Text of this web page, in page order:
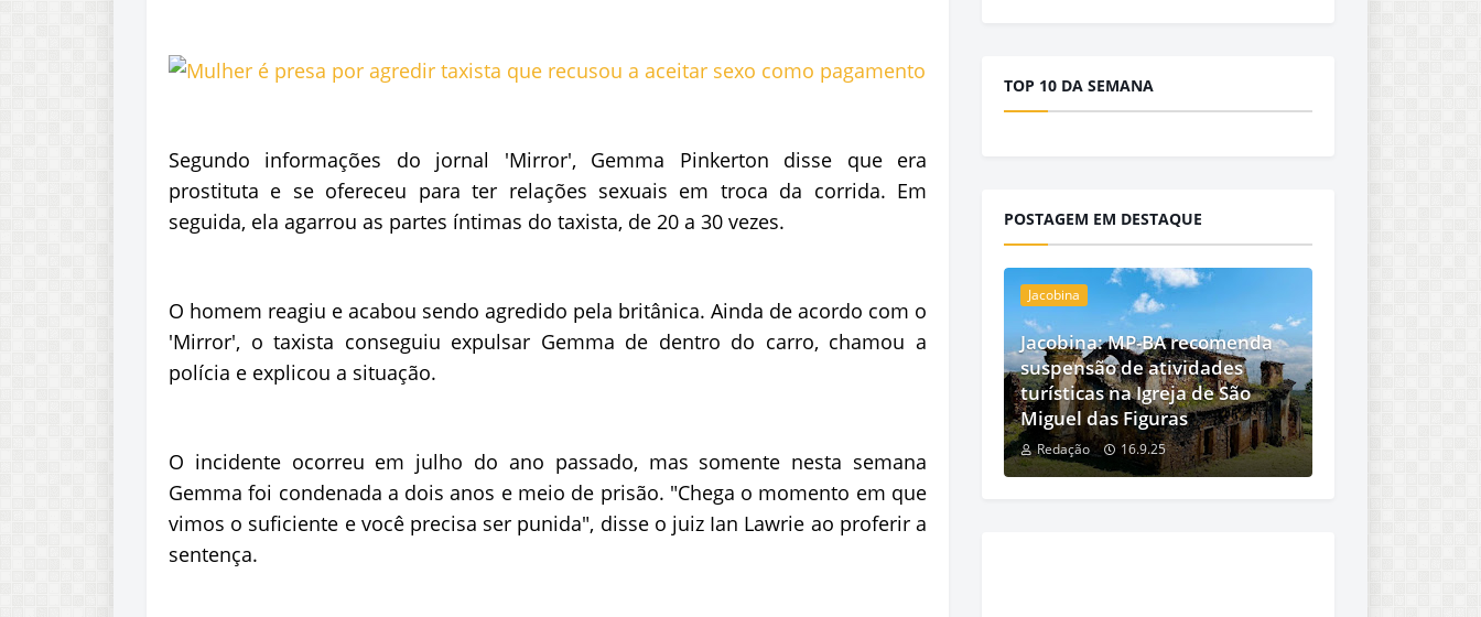
Segundo informações do jornal 'Mirror', Gemma Pinkerton disse que era
prostituta e se ofereceu para ter relações sexuais em troca da corrida. Em
seguida, ela agarrou as partes íntimas do taxista, de 20 a 30 vezes.
O homem reagiu e acabou sendo agredido pela britânica. Ainda de acordo com o
'Mirror', o taxista conseguiu expulsar Gemma de dentro do carro, chamou a
polícia e explicou a situação.
O incidente ocorreu em julho do ano passado, mas somente nesta semana
Gemma foi condenada a dois anos e meio de prisão. "Chega o momento em que
vimos o suficiente e você precisa ser punida", disse o juiz Ian Lawrie ao proferir a
sentença.
TOP 10 DA SEMANA
POSTAGEM EM DESTAQUE
Jacobina
Jacobina: MP-BA recomenda
suspensão de atividades
turísticas na Igreja de São
Miguel das Figuras
Redação 16.9.25